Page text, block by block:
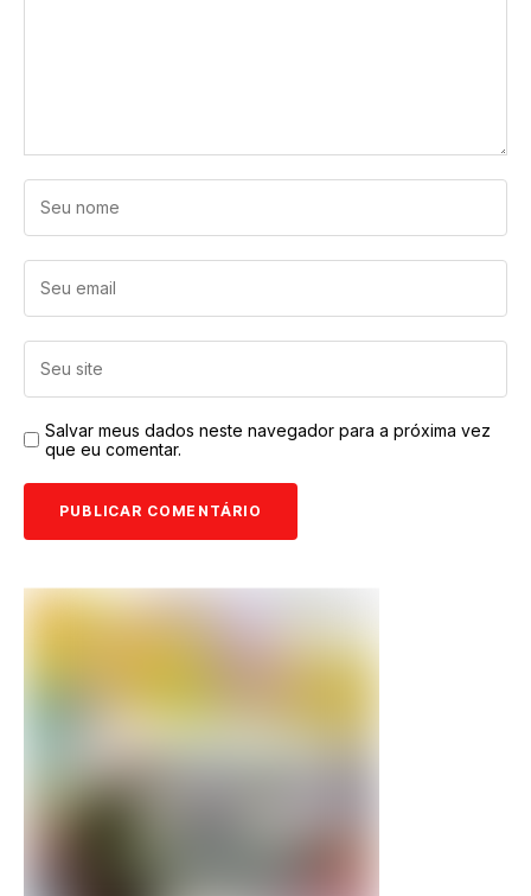
Salvar meus dados neste navegador para a próxima vez
que eu comentar.